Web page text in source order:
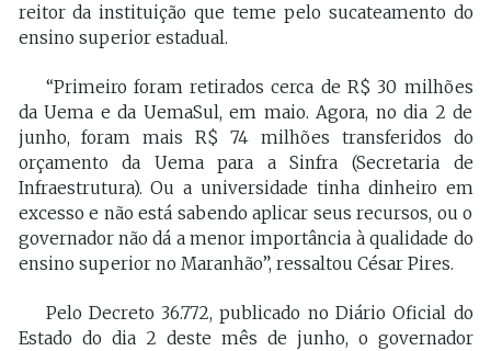
reitor da instituição que teme pelo sucateamento do
ensino superior estadual.
“Primeiro foram retirados cerca de R$ 30 milhões
da Uema e da UemaSul, em maio. Agora, no dia 2 de
junho, foram mais R$ 74 milhões transferidos do
orçamento da Uema para a Sinfra (Secretaria de
Infraestrutura). Ou a universidade tinha dinheiro em
excesso e não está sabendo aplicar seus recursos, ou o
governador não dá a menor importância à qualidade do
ensino superior no Maranhão”, ressaltou César Pires.
Pelo Decreto 36.772, publicado no Diário Oficial do
Estado do dia 2 deste mês de junho, o governador